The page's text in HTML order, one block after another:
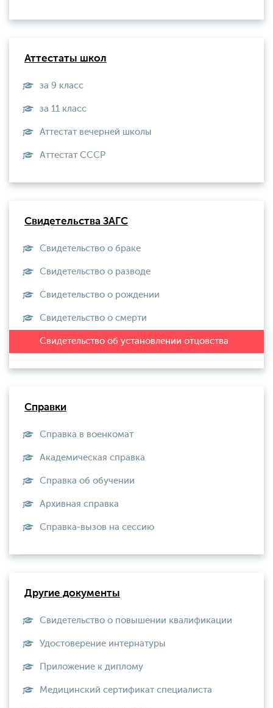
Аттестаты школ
за 9 класс
за 11 класс
Аттестат вечерней школы
Aттестат СССР
Свидетельства ЗАГС
Свидетельство о браке
Свидетельство о разводе
Свидетельство о рождении
Свидетельство о смерти
Справки
Справка в военкомат
Академическая справка
Справка об обучении
Архивная справка
Справка-вызов на сессию
Другие документы
Свидетельство о повышении квалификации
Удостоверение интернатуры
Приложение к диплому
Медицинский сертификат специалиста